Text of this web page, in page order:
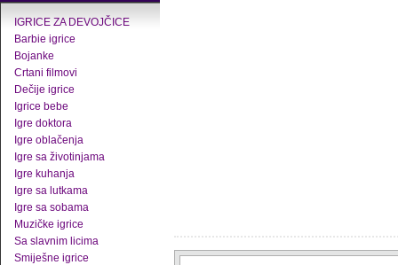
IGRICE ZA DEVOJČICE
Barbie igrice
Bojanke
Crtani filmovi
Dečije igrice
Igrice bebe
Igre doktora
Igre oblačenja
Igre sa životinjama
Igre kuhanja
Igre sa lutkama
Igre sa sobama
Muzičke igrice
Sa slavnim licima
Smiješne igrice